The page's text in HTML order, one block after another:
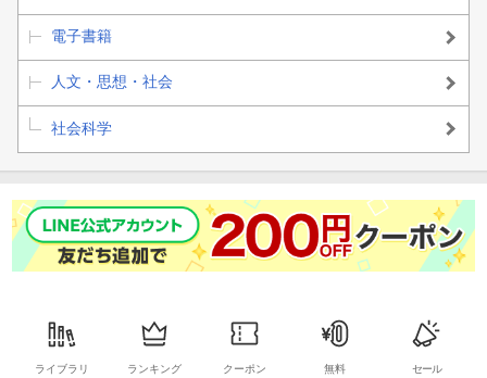
電子書籍
人文・思想・社会
社会科学
ライブラリ ランキング クーポン 無料 セール